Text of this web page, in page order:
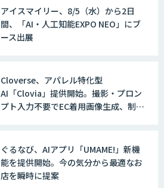
アイスマイリー、8/5（水）から2日
間、「AI・人工知能EXPO NEO」にブ
ース出展
Cloverse、アパレル特化型
AI「Clovia」提供開始。撮影・プロン
プト入力不要でEC着用画像生成、制作
ぐるなび、AIアプリ「UMAME!」新機
能を提供開始。今の気分から最適なお
店を瞬時に提案